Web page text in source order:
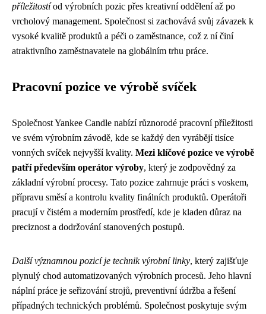
příležitostíod výrobních pozic přes kreativní oddělení až po
vrcholový management. Společnost si zachovává svůj závazek k
vysoké kvalitě produktů a péči o zaměstnance, což z ní činí
atraktivního zaměstnavatele na globálním trhu práce.
Pracovní pozice ve výrobě svíček
Společnost Yankee Candle nabízí různorodé pracovní příležitosti
ve svém výrobním závodě, kde se každý den vyrábějí tisíce
vonných svíček nejvyšší kvality. Mezi klíčové pozice ve výrobě
patří především operátor výroby, který je zodpovědný za
základní výrobní procesy. Tato pozice zahrnuje práci s voskem,
přípravu směsí a kontrolu kvality finálních produktů. Operátoři
pracují v čistém a moderním prostředí, kde je kladen důraz na
preciznost a dodržování stanovených postupů.
Další významnou pozicí je technik výrobní linky, který zajišťuje
plynulý chod automatizovaných výrobních procesů. Jeho hlavní
náplní práce je seřizování strojů, preventivní údržba a řešení
případných technických problémů. Společnost poskytuje svým